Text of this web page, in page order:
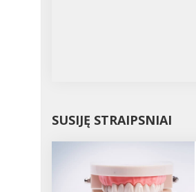
SUSIJĘ STRAIPSNIAI